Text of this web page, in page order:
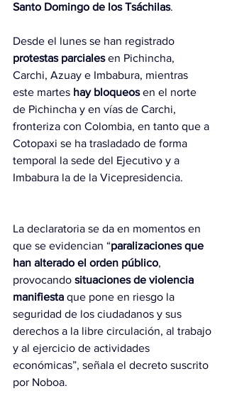
Santo Domingo de los Tsáchilas.
Desde el lunes se han registrado
protestas parciales en Pichincha,
Carchi, Azuay e Imbabura, mientras
este martes hay bloqueos en el norte
de Pichincha y en vías de Carchi,
fronteriza con Colombia, en tanto que a
Cotopaxi se ha trasladado de forma
temporal la sede del Ejecutivo y a
Imbabura la de la Vicepresidencia.
La declaratoria se da en momentos en
que se evidencian “paralizaciones que
han alterado el orden público,
provocando situaciones de violencia
manifiesta que pone en riesgo la
seguridad de los ciudadanos y sus
derechos a la libre circulación, al trabajo
y al ejercicio de actividades
económicas”, señala el decreto suscrito
por Noboa.